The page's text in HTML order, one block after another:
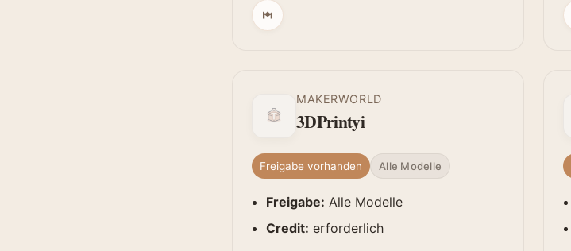
MAKERWORLD
3DPrintyi
Freigabe vorhanden Alle Modelle
Freigabe: Alle Modelle
Credit: erforderlich